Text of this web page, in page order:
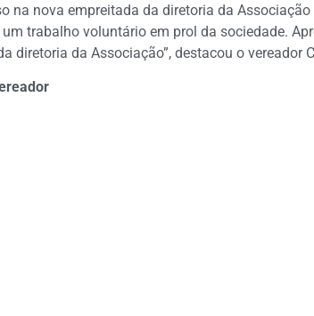
na nova empreitada da diretoria da
trabalho voluntário em prol da sociedade.
diretoria da Associação”, destacou o vereador